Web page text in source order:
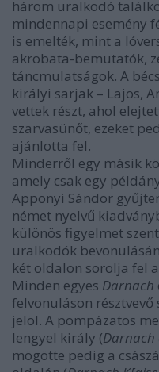
három uralkodó
mindennapi esemény
is emelték, mint a
akrobata-bemutatók,
táncmulatságok. A
királyi sarjak – Lajos,
vettek részt, ahol
szarvasünőt, ezeket
ajánlotta fel.
Minderről egy másik
amely csak egy
Apponyi Sándor
német nyelvű
különös figyelmet
uralkodók
két oldalon sorolja fel
Minden egyes Darnach
felvonuláson
jelöl. A pompázatos
lengyel király (Darnach
mögötte pedig a